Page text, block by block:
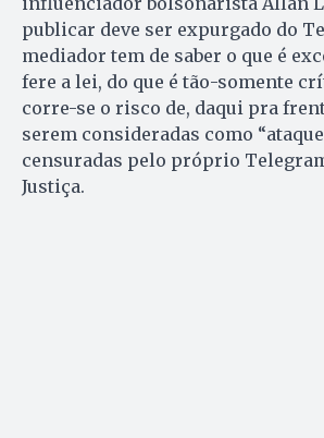
publicar deve ser expurgado do
mediador tem de saber o que é
fere a lei, do que é tão-somente
corre-se o risco de, daqui pra
serem consideradas como
censuradas pelo próprio
Justiça.